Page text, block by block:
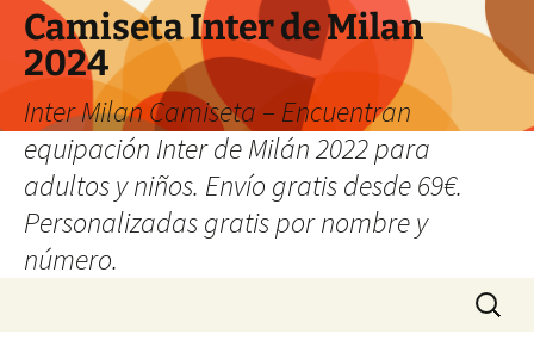
Camiseta Inter de Milan
2024
Inter Milan Camiseta – Encuentran
equipación Inter de Milán 2022 para
adultos y niños. Envío gratis desde 69€.
Personalizadas gratis por nombre y
número.
Buscar: